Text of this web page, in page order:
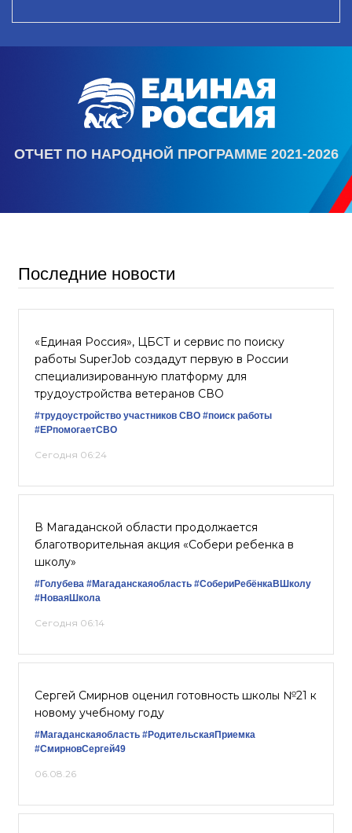
ОТЧЕТ ПО НАРОДНОЙ ПРОГРАММЕ 2021-2026
Последние новости
«Единая Россия», ЦБСТ и сервис по поиску
работы SuperJob создадут первую в России
специализированную платформу для
трудоустройства ветеранов СВО
#трудоустройство участников СВО #поиск работы
#ЕРпомогаетСВО
Сегодня 06:24
В Магаданской области продолжается
благотворительная акция «Собери ребенка в
школу»
#Голубева #Магаданскаяобласть #СобериРебёнкаВШколу
#НоваяШкола
Сегодня 06:14
Сергей Смирнов оценил готовность школы №21 к
новому учебному году
#Магаданскаяобласть #РодительскаяПриемка
#СмирновСергей49
06.08.26